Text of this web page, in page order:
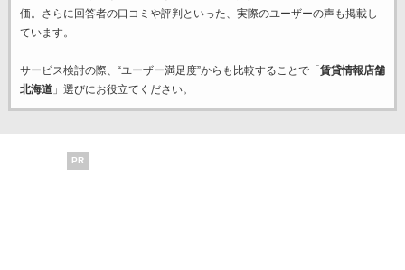
価。さらに回答者の口コミや評判といった、実際のユーザーの声も掲載し
ています。
サービス検討の際、“ユーザー満足度”からも比較することで「 賃貸情報店舗
北海道」選びにお役立てください。
PR